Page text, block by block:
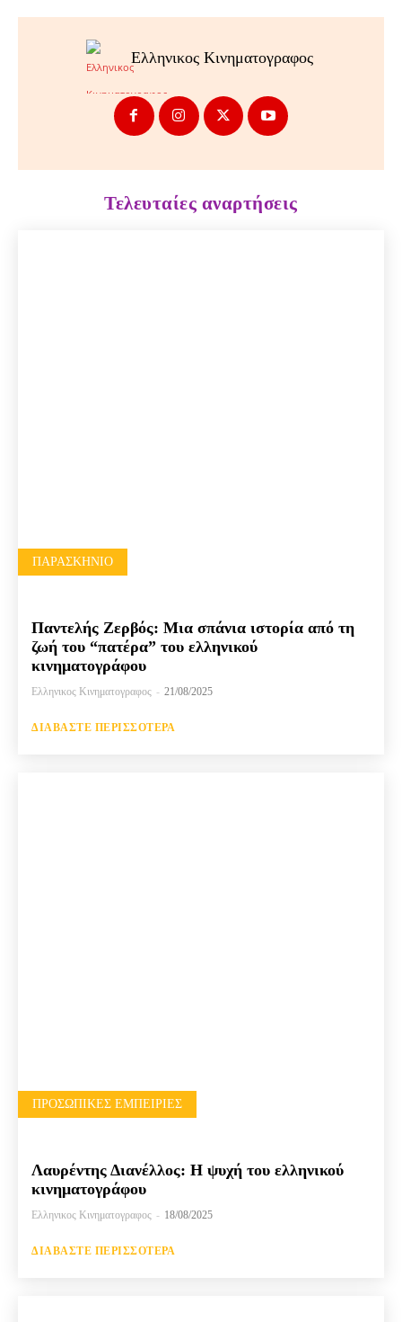
Ελληνικος Κινηματογραφος
Τελευταίες αναρτήσεις
ΠΑΡΑΣΚΉΝΙΟ
Παντελής Ζερβός: Μια σπάνια ιστορία από τη
ζωή του “πατέρα” του ελληνικού
κινηματογράφου
Ελληνικος Κινηματογραφος - 21/08/2025
ΔΙΑΒΆΣΤΕ ΠΕΡΙΣΣΌΤΕΡΑ
ΠΡΟΣΩΠΙΚΈΣ ΕΜΠΕΙΡΊΕΣ
Λαυρέντης Διανέλλος: Η ψυχή του ελληνικού
κινηματογράφου
Ελληνικος Κινηματογραφος - 18/08/2025
ΔΙΑΒΆΣΤΕ ΠΕΡΙΣΣΌΤΕΡΑ